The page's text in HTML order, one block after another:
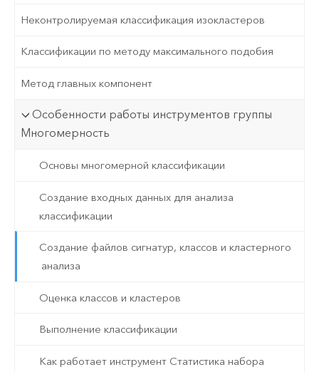
Неконтролируемая классификация изокластеров
Классификации по методу максимального подобия
Метод главных компонент
Особенности работы инструментов группы
Многомерность
Основы многомерной классификации
Создание входных данных для анализа
классификации
Создание файлов сигнатур, классов и кластерного
анализа
Оценка классов и кластеров
Выполнение классификации
Как работает инструмент Статистика набора